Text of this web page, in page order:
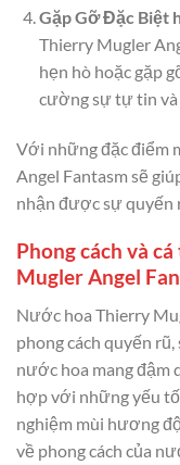
Gặp Gỡ Đặc Biệt
Thierry Mugler
hẹn hò hoặc gặp
cường sự tự tin và
Với những đặc điểm
Angel Fantasm sẽ
nhận được sự quyến
Phong cách và
Mugler Angel
Nước hoa Thierry
phong cách quyến
nước hoa mang đậm
hợp với những yếu
nghiệm mùi hương
về phong cách của